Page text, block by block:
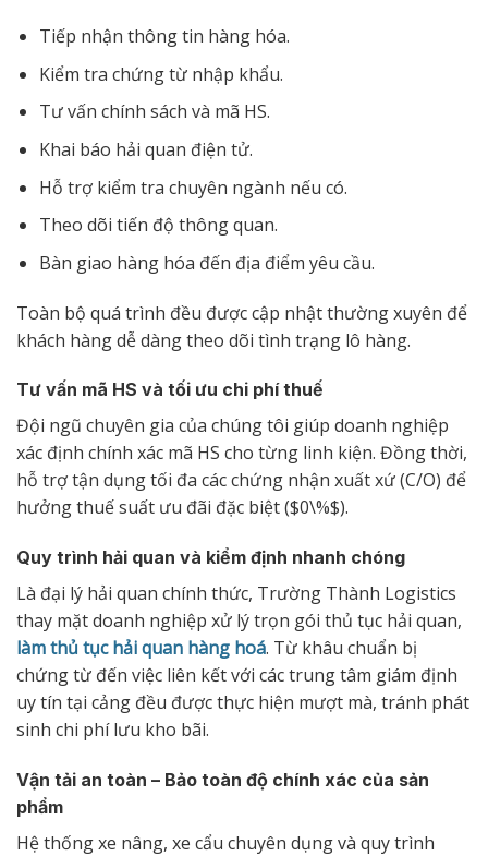
Tiếp nhận thông tin hàng hóa.
Kiểm tra chứng từ nhập khẩu.
Tư vấn chính sách và mã HS.
Khai báo hải quan điện tử.
Hỗ trợ kiểm tra chuyên ngành nếu có.
Theo dõi tiến độ thông quan.
Bàn giao hàng hóa đến địa điểm yêu cầu.
Toàn bộ quá trình đều được cập nhật thường xuyên để
khách hàng dễ dàng theo dõi tình trạng lô hàng.
Tư vấn mã HS và tối ưu chi phí thuế
Đội ngũ chuyên gia của chúng tôi giúp doanh nghiệp
xác định chính xác mã HS cho từng linh kiện. Đồng thời,
hỗ trợ tận dụng tối đa các chứng nhận xuất xứ (C/O) để
hưởng thuế suất ưu đãi đặc biệt ($0\%$).
Quy trình hải quan và kiểm định nhanh chóng
Là đại lý hải quan chính thức, Trường Thành Logistics
thay mặt doanh nghiệp xử lý trọn gói thủ tục hải quan,
làm thủ tục hải quan hàng hoá. Từ khâu chuẩn bị
chứng từ đến việc liên kết với các trung tâm giám định
uy tín tại cảng đều được thực hiện mượt mà, tránh phát
sinh chi phí lưu kho bãi.
Vận tải an toàn – Bảo toàn độ chính xác của sản
phẩm
Hệ thống xe nâng, xe cẩu chuyên dụng và quy trình